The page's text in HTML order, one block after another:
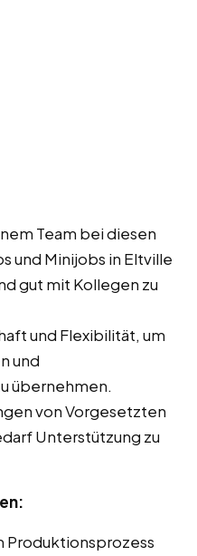
Team bei diesen
und Minijobs in Eltville
gut mit Kollegen zu
und Flexibilität, um
und
übernehmen.
von Vorgesetzten
Unterstützung zu
Produktionsprozess